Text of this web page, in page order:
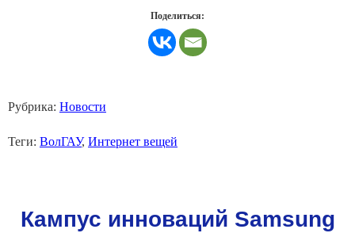
Поделиться:
Рубрика: Новости
Теги: ВолГАУ, Интернет вещей
Кампус инноваций Samsung